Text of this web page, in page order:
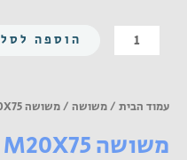
כמות
של
M20X75
8.8
הוספה לסל
עמוד הבית /משושה / משושה M20X75 פלדה 8.8 מצופה
משושה M20X75 פלדה 8.8 מצופה